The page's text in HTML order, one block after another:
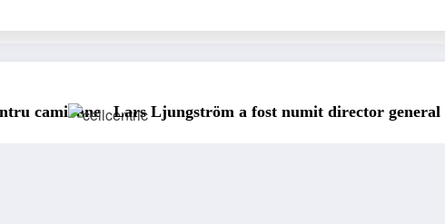
Lars Ljungström a fost numit director general (CFO) pentru
IVECO